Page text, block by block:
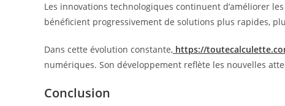
Les innovations technologiques continuent d’améliorer
bénéficient progressivement de solutions plus rapides,
Dans cette évolution constante, https://
numériques. Son développement reflète les nouvelles
Conclusion